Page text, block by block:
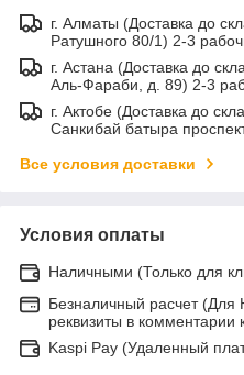
г. Алматы (Доставка до
Ратушного 80/1) 2-3
г. Астана (Доставка до
Аль-Фараби, д. 89) 2-3
г. Актобе (Доставка до
Санкибай батыра
Все условия доставки
Условия оплаты
Наличными (Только для
Безналичный расчет
реквизиты в комментарии
Kaspi Pay (Удаленный